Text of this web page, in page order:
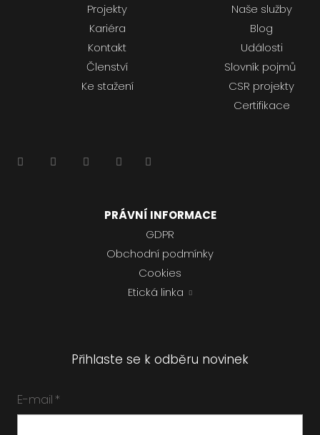
Projekty
Kariéra
Kontakt
Členství
Ke stažení
Naše služby
Blog
Události
Slovník pojmů
CSR projekty
Certifikace
PRÁVNÍ INFORMACE
GDPR
Obchodní podmínky
Cookies
Etická linka
Přihlaste se k odběru novinek
E-mail *